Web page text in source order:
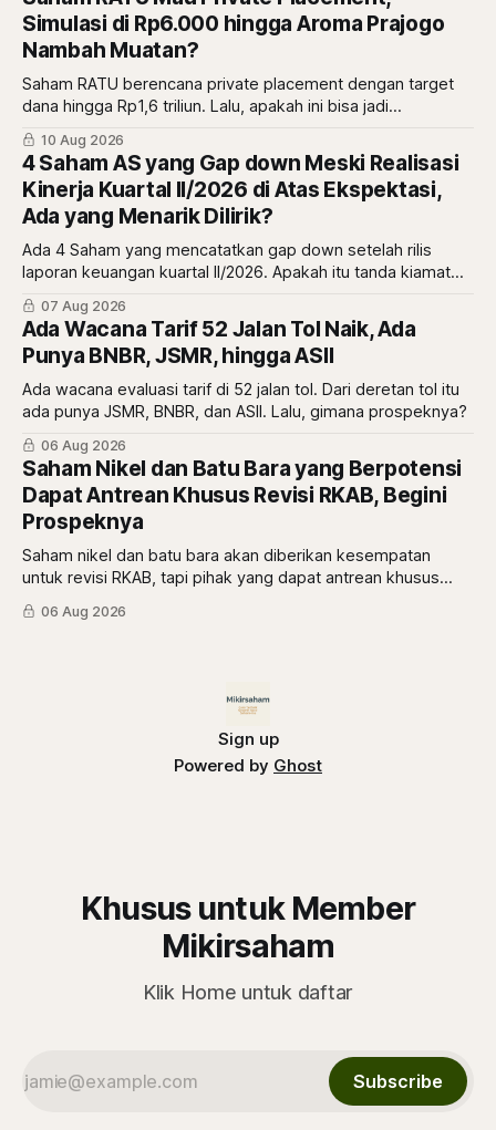
Simulasi di Rp6.000 hingga Aroma Prajogo
Nambah Muatan?
Saham RATU berencana private placement dengan target
dana hingga Rp1,6 triliun. Lalu, apakah ini bisa jadi
momentum untuk saham RATU?
10 Aug 2026
4 Saham AS yang Gap down Meski Realisasi
Kinerja Kuartal II/2026 di Atas Ekspektasi,
Ada yang Menarik Dilirik?
Ada 4 Saham yang mencatatkan gap down setelah rilis
laporan keuangan kuartal II/2026. Apakah itu tanda kiamat
atau malah tanda diskon? simak ulasannya di sini.
07 Aug 2026
Ada Wacana Tarif 52 Jalan Tol Naik, Ada
Punya BNBR, JSMR, hingga ASII
Ada wacana evaluasi tarif di 52 jalan tol. Dari deretan tol itu
ada punya JSMR, BNBR, dan ASII. Lalu, gimana prospeknya?
06 Aug 2026
Saham Nikel dan Batu Bara yang Berpotensi
Dapat Antrean Khusus Revisi RKAB, Begini
Prospeknya
Saham nikel dan batu bara akan diberikan kesempatan
untuk revisi RKAB, tapi pihak yang dapat antrean khusus
adalah pemberi rasio royalti terbesar. Siapa saja mereka?
06 Aug 2026
Sign up
Powered by Ghost
Khusus untuk Member
Mikirsaham
Klik Home untuk daftar
Subscribe